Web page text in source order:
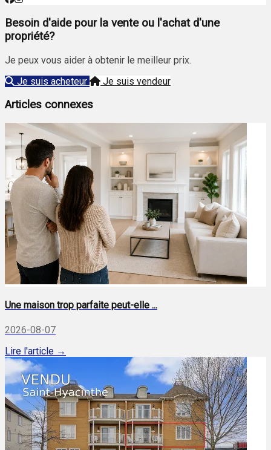
Besoin d'aide pour la vente ou l'achat d'une
propriété?
Je peux vous aider à obtenir le meilleur prix.
Je suis acheteur
Je suis vendeur
Articles connexes
Une maison trop parfaite peut-elle ...
2026-08-07
Lire l'article →